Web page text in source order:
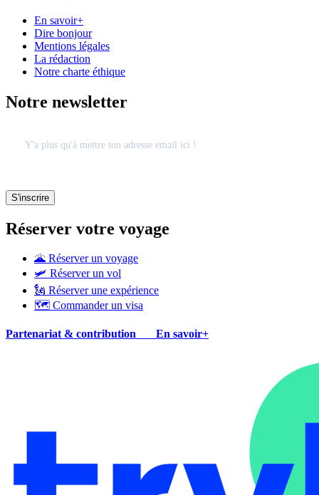
En savoir+
Dire bonjour
Mentions légales
La rédaction
Notre charte éthique
Notre newsletter
Réserver votre voyage
🌋 Réserver un voyage
🛩 Réserver un vol
🗽 Réserver une expérience
🗺 Commander un visa
Partenariat & contribution En savoir+